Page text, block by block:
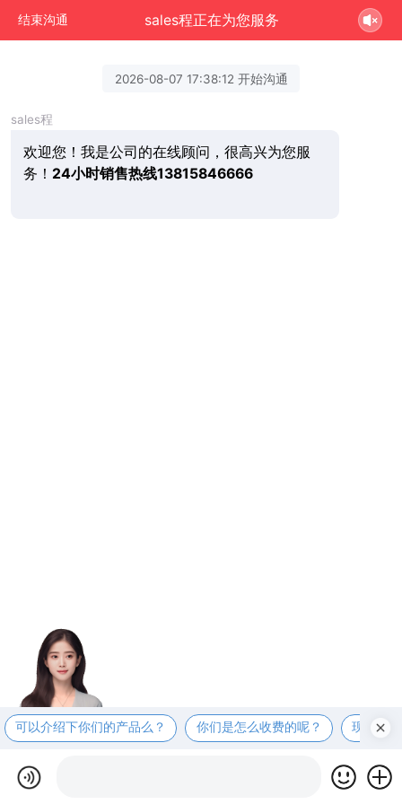
结束沟通 sales程正在为您服务
2026-08-07 17:38:12 开始沟通
sales程
欢迎您！我是公司的在线顾问，很高兴为您服
务！ 24小时销售热线13815846666
可以介绍下你们的产品么？ 你们是怎么收费的呢？ 现在有